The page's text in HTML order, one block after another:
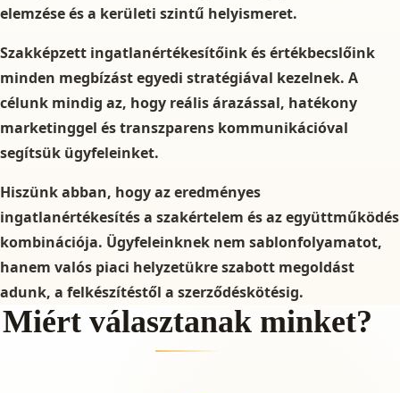
elemzése és a kerületi szintű helyismeret.
Szakképzett ingatlanértékesítőink és értékbecslőink
minden megbízást egyedi stratégiával kezelnek. A
célunk mindig az, hogy reális árazással, hatékony
marketinggel és transzparens kommunikációval
segítsük ügyfeleinket.
Hiszünk abban, hogy az eredményes
ingatlanértékesítés a szakértelem és az együttműködés
kombinációja. Ügyfeleinknek nem sablonfolyamatot,
hanem valós piaci helyzetükre szabott megoldást
adunk, a felkészítéstől a szerződéskötésig.
Miért választanak minket?